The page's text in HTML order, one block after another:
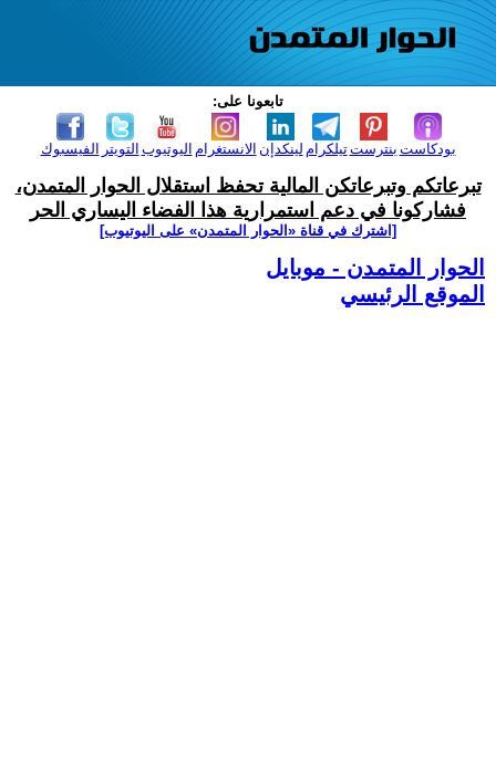
تابعونا على:
الفيسبوك التويتر اليوتيوب الانستغرام لينكدإن تيلكرامبنترست بودكاست
تبرعاتكم وتبرعاتكن المالية تحفظ استقلال الحوار المتمدن،
فشاركونا في دعم استمرارية هذا الفضاء اليساري الحر
[اشترك في قناة ‫«الحوار المتمدن» على اليوتيوب]
الحوار المتمدن - موبايل
الموقع الرئيسي